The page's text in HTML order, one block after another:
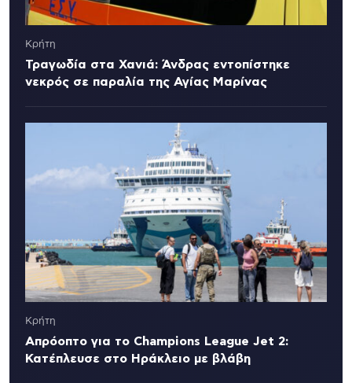
Κρήτη
Τραγωδία στα Χανιά: Άνδρας εντοπίστηκε
νεκρός σε παραλία της Αγίας Μαρίνας
Κρήτη
Απρόοπτο για το Champions League Jet 2:
Κατέπλευσε στο Ηράκλειο με βλάβη